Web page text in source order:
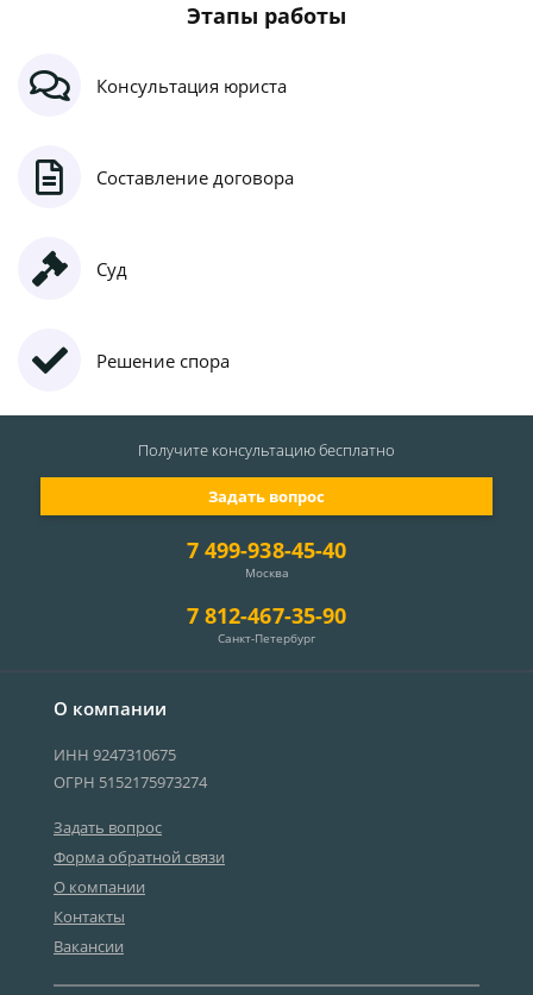
Этапы работы
Консультация юриста
Составление договора
Суд
Решение спора
О компании
ИНН 9247310675
ОГРН 5152175973274
Задать вопрос
Форма обратной связи
О компании
Контакты
Вакансии
7 499-938-45-40
Москва
7 812-467-35-90
Санкт-Петербург
Задать вопрос
Получите консультациюбесплатно